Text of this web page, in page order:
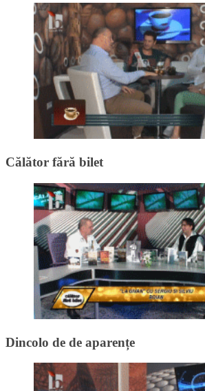
Călător fără bilet
Dincolo de de aparențe